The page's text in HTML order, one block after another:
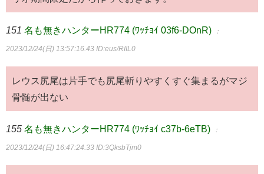
151 名も無きハンターHR774 (ﾜｯﾁｮｲ 03f6-DOnR) ：
2023/12/24(日) 13:57:16.43 ID:eus/RIIL0
レウス尻尾は片手でも尻尾斬りやすくすぐ集まるがマジ
骨髄が出ない
155 名も無きハンターHR774 (ﾜｯﾁｮｲ c37b-6eTB) ：
2023/12/24(日) 16:47:24.33 ID:3QksbTjm0